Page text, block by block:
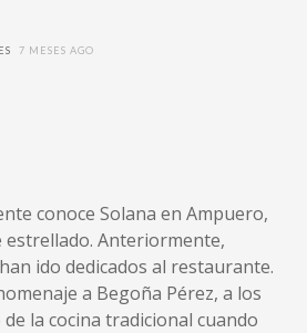
7 MESES AGO
conoce Solana en Ampuero,
Anteriormente,
ido dedicados al restaurante.
a Begoña Pérez, a los
la cocina tradicional cuando